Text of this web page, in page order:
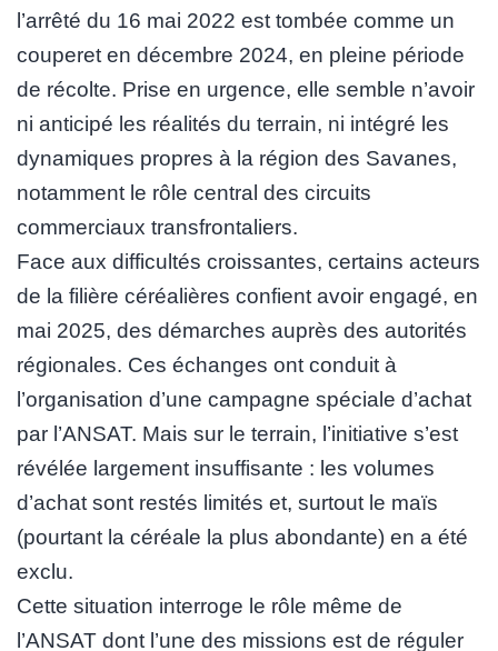
l’arrêté du 16 mai 2022 est tombée comme un
couperet en décembre 2024, en pleine période
de récolte. Prise en urgence, elle semble n’avoir
ni anticipé les réalités du terrain, ni intégré les
dynamiques propres à la région des Savanes,
notamment le rôle central des circuits
commerciaux transfrontaliers.
Face aux difficultés croissantes, certains acteurs
de la filière céréalières confient avoir engagé, en
mai 2025, des démarches auprès des autorités
régionales. Ces échanges ont conduit à
l’organisation d’une campagne spéciale d’achat
par l’ANSAT. Mais sur le terrain, l’initiative s’est
révélée largement insuffisante : les volumes
d’achat sont restés limités et, surtout le maïs
(pourtant la céréale la plus abondante) en a été
exclu.
Cette situation interroge le rôle même de
l’ANSAT dont l’une des missions est de réguler